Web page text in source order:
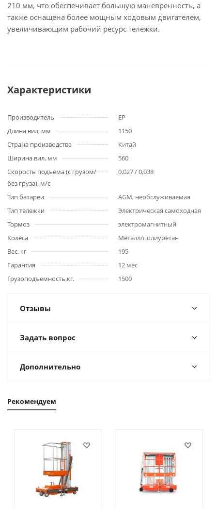
210 мм, что обеспечивает большую маневренность, а
также оснащена более мощным ходовым двигателем,
увеличивающим рабочий ресурс тележки.
Характеристики
Производитель
EP
Длина вил, мм
1150
Страна производства
Китай
Ширина вил, мм
560
Скорость подъема (с грузом/
без груза), м/с
0,027 / 0,038
Тип батареи
AGM, необслуживаемая
Тип тележки
Электрическая самоходная
Тормоз
электромагнитный
Колеса
Металл/полиуретан
Вес, кг
195
Гарантия
12 мес
Грузоподъемность,кг.
1500
Отзывы
Задать вопрос
Дополнительно
Рекомендуем